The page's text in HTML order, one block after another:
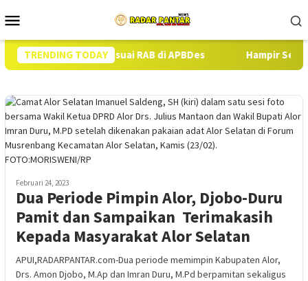
ke
Mobile
TRENDING TODAY
Ekor Babi Sesuai RAB di APBDes Hampir Setahun
Februari 24, 2023
Dua Periode Pimpin Alor, Djobo-Duru
Pamit dan Sampaikan Terimakasih
Kepada Masyarakat Alor Selatan
APUI,RADARPANTAR.com-Dua periode memimpin Kabupaten Alor,
Drs. Amon Djobo, M.Ap dan Imran Duru, M.Pd berpamitan sekaligus